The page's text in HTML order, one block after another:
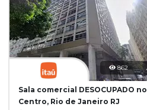
862
Sala comercial DESOCUPADO no
Centro, Rio de Janeiro RJ